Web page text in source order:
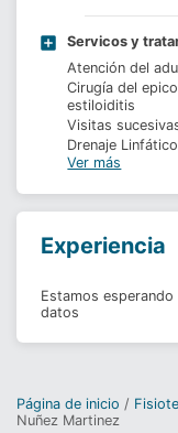
Servicos y
Atención del
Cirugía del
estiloiditis
Visitas
Drenaje
Ejercicios de
Ver más
Experiencia
Estamos
datos
Página de inicio
Nuñez Martinez